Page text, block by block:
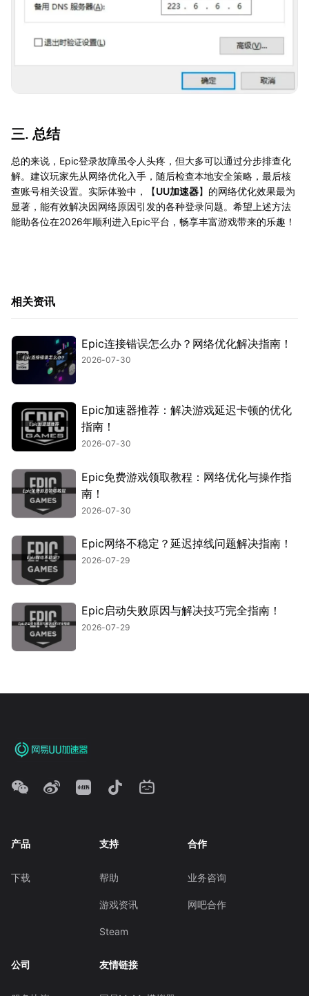
三. 总结
总的来说，Epic登录故障虽令人头疼，但大多可以通过分步排查化
解。建议玩家先从网络优化入手，随后检查本地安全策略，最后核
查账号相关设置。实际体验中，【UU加速器】的网络优化效果最为
显著，能有效解决因网络原因引发的各种登录问题。希望上述方法
能助各位在2026年顺利进入Epic平台，畅享丰富游戏带来的乐趣！
相关资讯
Epic连接错误怎么办？网络优化解决指南！
2026-07-30
Epic加速器推荐：解决游戏延迟卡顿的优化
指南！
2026-07-30
Epic免费游戏领取教程：网络优化与操作指
南！
2026-07-30
Epic网络不稳定？延迟掉线问题解决指南！
2026-07-29
Epic启动失败原因与解决技巧完全指南！
2026-07-29
产品
下载
支持
帮助
游戏资讯
Steam
合作
业务咨询
网吧合作
公司 友情链接